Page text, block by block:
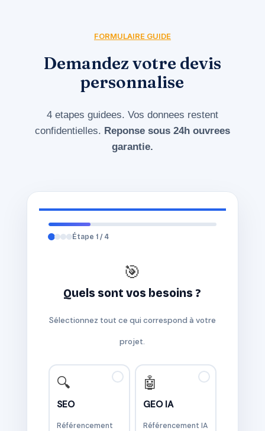
FORMULAIRE GUIDE
Demandez votre devis
personnalise
4 etapes guidees. Vos donnees restent
confidentielles. Reponse sous 24h ouvrees
garantie.
Étape 1 / 4
🎯
Quels sont vos besoins ?
Sélectionnez tout ce qui correspond à votre
projet.
🔍
SEO
Référencement
🤖
GEO IA
Référencement IA